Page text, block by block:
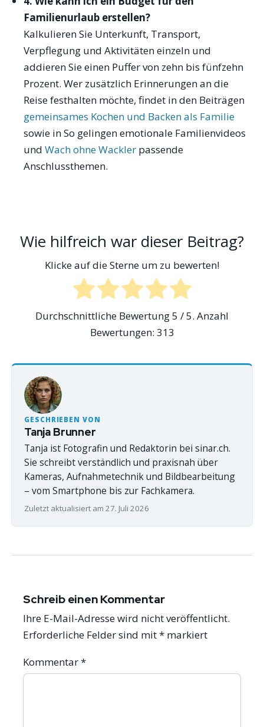
Familienurlaub erstellen?
Kalkulieren Sie Unterkunft, Transport,
Verpflegung und Aktivitäten einzeln und
addieren Sie einen Puffer von zehn bis fünfzehn
Prozent. Wer zusätzlich Erinnerungen an die
Reise festhalten möchte, findet in den Beiträgen
gemeinsames Kochen und Backen als Familie
sowie in So gelingen emotionale Familienvideos
und Wach ohne Wacklerpassende
Anschlussthemen.
Wie hilfreich war dieser Beitrag?
Klicke auf die Sterne um zu bewerten!
Durchschnittliche Bewertung5 / 5. Anzahl
Bewertungen: 313
GESCHRIEBEN VON
Tanja Brunner
Tanja ist Fotografin und Redaktorin bei sinar.ch.
Sie schreibt verständlich und praxisnah über
Kameras, Aufnahmetechnik und Bildbearbeitung
– vom Smartphone bis zur Fachkamera.
Zuletzt aktualisiert am 27. Juli 2026
Schreib einen Kommentar
Ihre E-Mail-Adresse wird nicht veröffentlicht.
Erforderliche Felder sind mit* markiert
Kommentar*